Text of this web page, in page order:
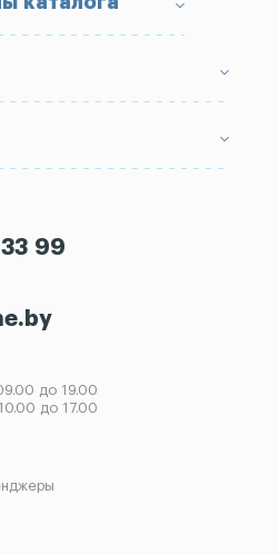
99
до 19.00
до 17.00